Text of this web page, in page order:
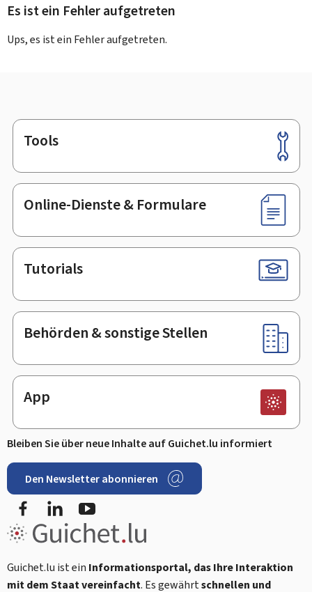
Es ist ein Fehler aufgetreten
Ups, es ist ein Fehler aufgetreten.
Footer
Tools
Online-Dienste & Formulare
Tutorials
Behörden & sonstige Stellen
App
Bleiben Sie über neue Inhalte auf Guichet.lu informiert
Den Newsletter abonnieren
FacebookLinkedIn
Guichet.lu ist ein Informationsportal, das Ihre Interaktion
mit dem Staat vereinfacht. Es gewährtschnellen und